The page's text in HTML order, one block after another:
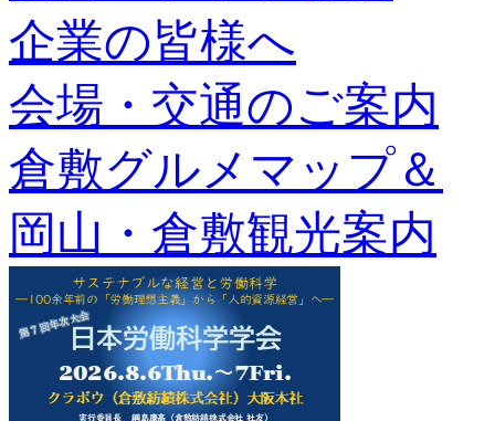
企業の皆様へ
会場・交通のご案内
倉敷グルメマップ＆
岡山・倉敷観光案内